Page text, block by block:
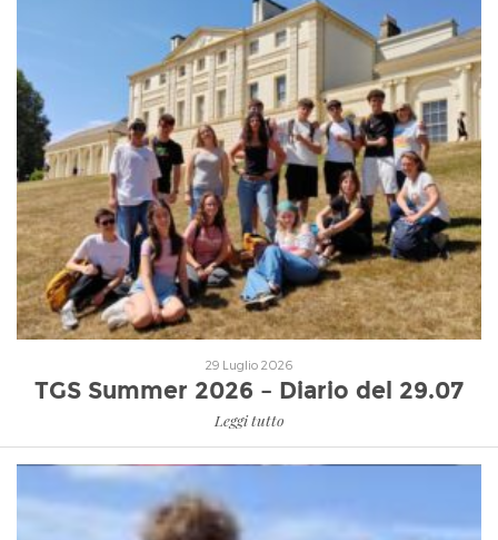
Leggi tutto
29 Luglio 2026
TGS Summer 2026 – Diario del 29.07
Leggi tutto